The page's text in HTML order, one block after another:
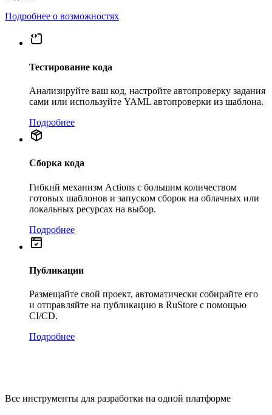
Подробнее о возможностях
Тестирование кода
Анализируйте ваш код, настройте автопроверку задания
сами или используйте YAML автопроверки из шаблона.
Подробнее
Сборка кода
Гибкий механизм Actions с большим количеством
готовых шаблонов и запуском сборок на облачных или
локальных ресурсах на выбор.
Подробнее
Публикации
Размещайте свой проект, автоматически собирайте его
и отправляйте на публикацию в RuStore с помощью
CI/CD.
Подробнее
Все инструменты для разработки на одной платформе